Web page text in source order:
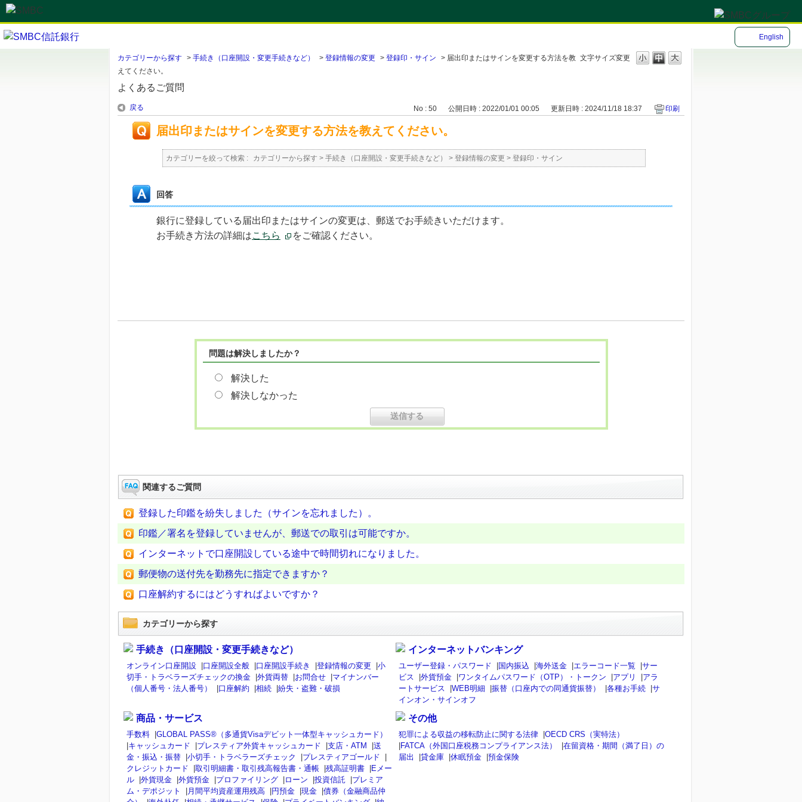
English
文字サイズ変更
カテゴリーから探す > 手続き（口座開設・変更手続きなど） > 登録情報の変更 > 登録印・サイン > 届出印またはサインを変更する方法を教
えてください。
よくあるご質問
戻る No : 50 公開日時 : 2022/01/01 00:05 更新日時 : 2024/11/18 18:37 印刷
届出印またはサインを変更する方法を教えてください。
カテゴリーを絞って検索 : カテゴリーから探す > 手続き（口座開設・変更手続きなど） > 登録情報の変更 > 登録印・サイン
回答
銀行に登録している届出印またはサインの変更は、郵送でお手続きいただけます。
お手続き方法の詳細はこちら をご確認ください。
問題は解決しましたか？
解決した
解決しなかった
関連するご質問
登録した印鑑を紛失しました（サインを忘れました）。
印鑑／署名を登録していませんが、郵送での取引は可能ですか。
インターネットで口座開設している途中で時間切れになりました。
郵便物の送付先を勤務先に指定できますか？
口座解約するにはどうすればよいですか？
カテゴリーから探す
手続き（口座開設・変更手続きなど）
オンライン口座開設 |口座開設全般 |口座開設手続き |登録情報の変更 |小
切手・トラベラーズチェックの換金 |外貨両替 |お問合せ |マイナンバー
（個人番号・法人番号）
|口座解約 |相続 |紛失・盗難・破損
インターネットバンキング
ユーザー登録・パスワード |国内振込 |海外送金 |エラーコード一覧 |サー
ビス
|外貨預金 |ワンタイムパスワード（OTP）・トークン |アプリ |アラ
ートサービス
|WEB明細 |振替（口座内での同通貨振替） |各種お手続 |サ
インオン・サインオフ
商品・サービス
手数料 |GLOBAL PASS®（多通貨Visaデビット一体型キャッシュカード）
|キャッシュカード |プレスティア外貨キャッシュカード |支店・ATM |送
金・振込・振替 |小切手・トラベラーズチェック |プレスティアゴールド
|
クレジットカード
|取引明細書・取引残高報告書・通帳 |残高証明書 |Eメー
ル |外貨現金 |外貨預金 |プロファイリング |ローン |投資信託 |プレミア
ム・デポジット
| 月間平均資産運用残高 |円預金 |現金 |債券（金融商品仲
その他
犯罪による収益の移転防止に関する法律 |OECD CRS（実特法）
|FATCA（外国口座税務コンプライアンス法） |在留資格・期間（満了日）の
届出
|貸金庫 |休眠預金 |預金保険